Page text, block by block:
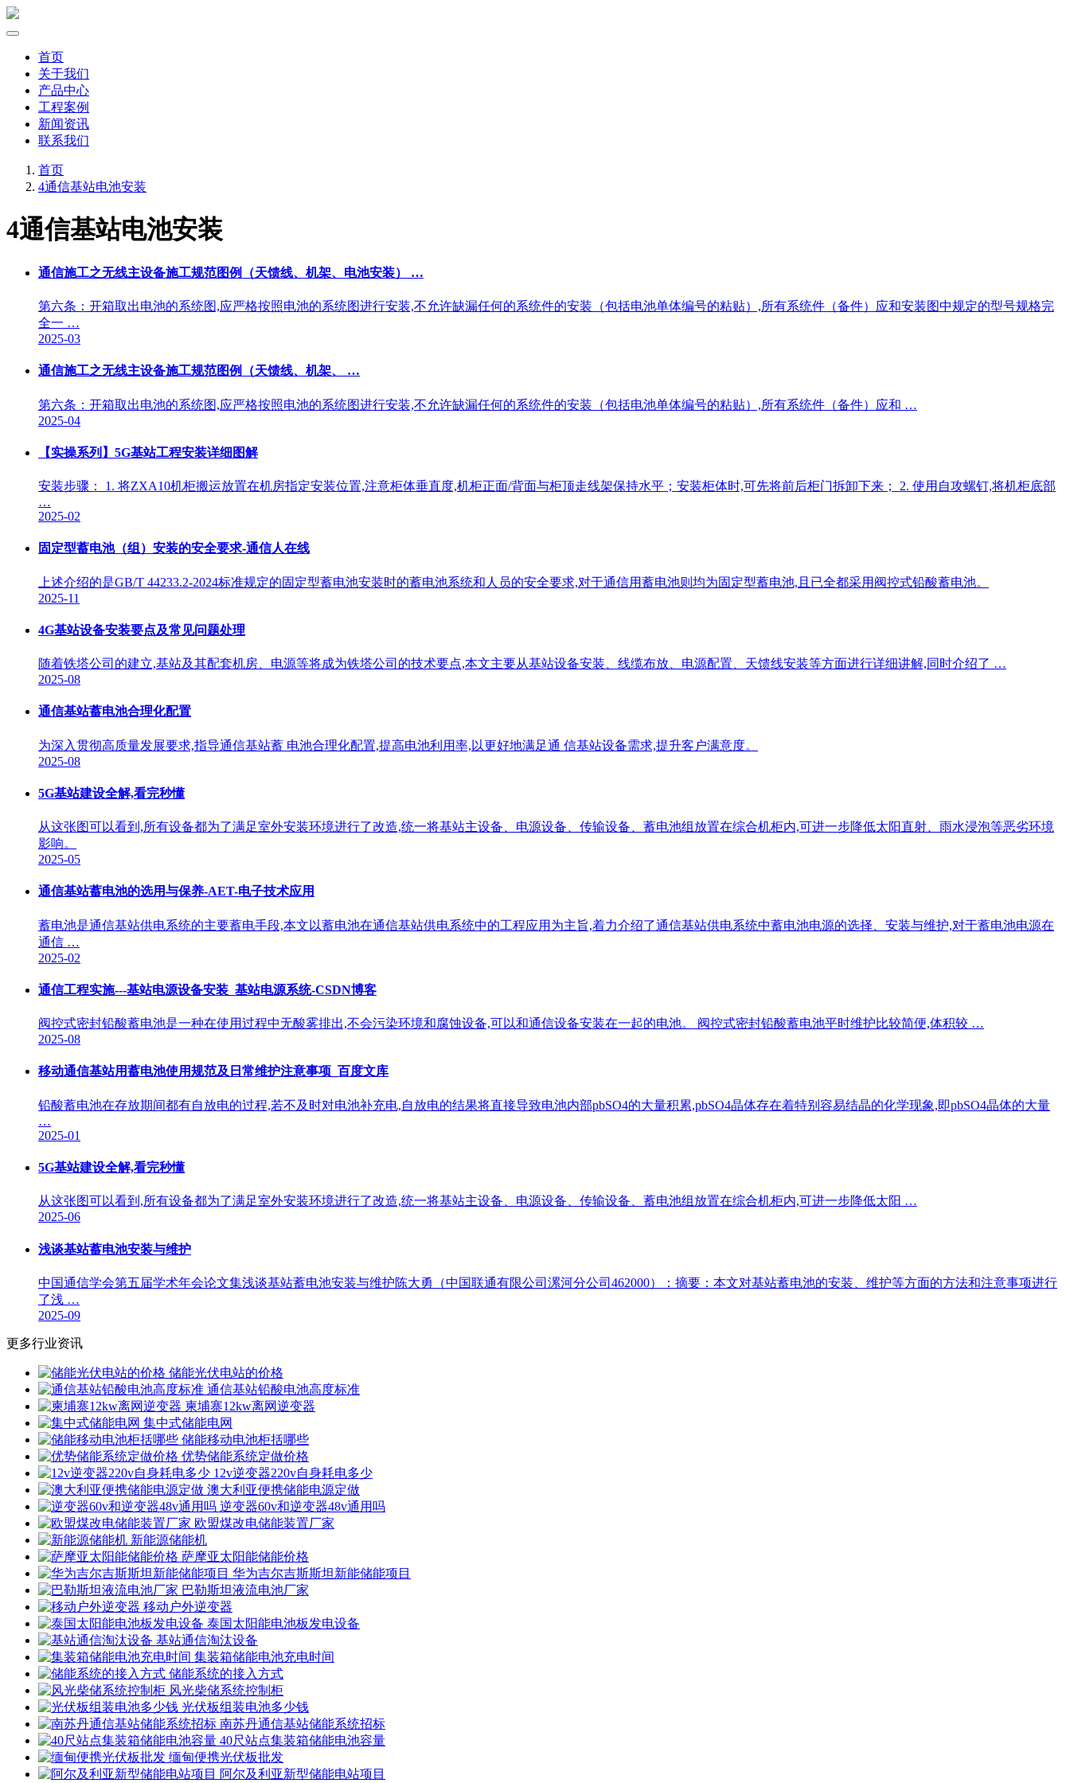
首页
关于我们
产品中心
工程案例
新闻资讯
联系我们
首页
4通信基站电池安装
4通信基站电池安装
通信施工之无线主设备施工规范图例（天馈线、机架、电池安装） …
第六条：开箱取出电池的系统图,应严格按照电池的系统图进行安装,不允许缺漏任何的系统件的安装（包括电池单体编号的粘贴）,所有系统件（备件）应和安装图中规定的型号规格完
全一 …
2025-03
通信施工之无线主设备施工规范图例（天馈线、机架、 …
第六条：开箱取出电池的系统图,应严格按照电池的系统图进行安装,不允许缺漏任何的系统件的安装（包括电池单体编号的粘贴）,所有系统件（备件）应和 …
2025-04
【实操系列】5G基站工程安装详细图解
安装步骤： 1. 将ZXA10机柜搬运放置在机房指定安装位置,注意柜体垂直度,机柜正面/背面与柜顶走线架保持水平；安装柜体时,可先将前后柜门拆卸下来； 2. 使用自攻螺钉,将机柜底部
…
2025-02
固定型蓄电池（组）安装的安全要求-通信人在线
上述介绍的是GB/T 44233.2-2024标准规定的固定型蓄电池安装时的蓄电池系统和人员的安全要求,对于通信用蓄电池则均为固定型蓄电池,且已全都采用阀控式铅酸蓄电池。
2025-11
4G基站设备安装要点及常见问题处理
随着铁塔公司的建立,基站及其配套机房、电源等将成为铁塔公司的技术要点,本文主要从基站设备安装、线缆布放、电源配置、天馈线安装等方面进行详细讲解,同时介绍了 …
2025-08
通信基站蓄电池合理化配置
为深入贯彻高质量发展要求,指导通信基站蓄 电池合理化配置,提高电池利用率,以更好地满足通 信基站设备需求,提升客户满意度。
2025-08
5G基站建设全解,看完秒懂
从这张图可以看到,所有设备都为了满足室外安装环境进行了改造,统一将基站主设备、电源设备、传输设备、蓄电池组放置在综合机柜内,可进一步降低太阳直射、雨水浸泡等恶劣环境
影响。
2025-05
通信基站蓄电池的选用与保养-AET-电子技术应用
蓄电池是通信基站供电系统的主要蓄电手段,本文以蓄电池在通信基站供电系统中的工程应用为主旨,着力介绍了通信基站供电系统中蓄电池电源的选择、安装与维护,对于蓄电池电源在
通信 …
2025-02
通信工程实施---基站电源设备安装_基站电源系统-CSDN博客
阀控式密封铅酸蓄电池是一种在使用过程中无酸雾排出,不会污染环境和腐蚀设备,可以和通信设备安装在一起的电池。 阀控式密封铅酸蓄电池平时维护比较简便,体积较 …
2025-08
移动通信基站用蓄电池使用规范及日常维护注意事项_百度文库
铅酸蓄电池在存放期间都有自放电的过程,若不及时对电池补充电,自放电的结果将直接导致电池内部pbSO4的大量积累,pbSO4晶体存在着特别容易结晶的化学现象,即pbSO4晶体的大量
…
2025-01
5G基站建设全解,看完秒懂
从这张图可以看到,所有设备都为了满足室外安装环境进行了改造,统一将基站主设备、电源设备、传输设备、蓄电池组放置在综合机柜内,可进一步降低太阳 …
2025-06
浅谈基站蓄电池安装与维护
中国通信学会第五届学术年会论文集浅谈基站蓄电池安装与维护陈大勇（中国联通有限公司漯河分公司462000）：摘要：本文对基站蓄电池的安装、维护等方面的方法和注意事项进行
了浅 …
2025-09
更多行业资讯
储能光伏电站的价格
通信基站铅酸电池高度标准
柬埔寨12kw离网逆变器
集中式储能电网
储能移动电池柜括哪些
优势储能系统定做价格
12v逆变器220v自身耗电多少
澳大利亚便携储能电源定做
逆变器60v和逆变器48v通用吗
欧盟煤改电储能装置厂家
新能源储能机
萨摩亚太阳能储能价格
华为吉尔吉斯斯坦新能储能项目
巴勒斯坦液流电池厂家
移动户外逆变器
泰国太阳能电池板发电设备
基站通信淘汰设备
集装箱储能电池充电时间
储能系统的接入方式
风光柴储系统控制柜
光伏板组装电池多少钱
南苏丹通信基站储能系统招标
40尺站点集装箱储能电池容量
缅甸便携光伏板批发
阿尔及利亚新型储能电站项目